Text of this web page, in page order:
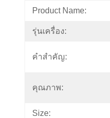
Product Name:
รุ่นเครื่อง:
คำสำคัญ:
คุณภาพ:
Size: